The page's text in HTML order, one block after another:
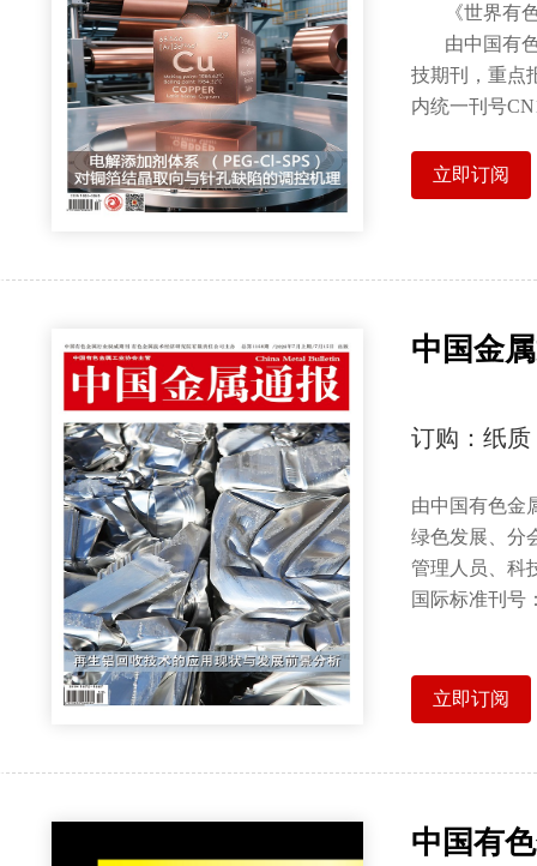
《世界有
由中国有
技期刊，重点
内统一刊号
立即订阅
中国金
订购：纸质
由中国有色金
绿色发展、分
管理人员、科
国际标准刊号
立即订阅
中国有